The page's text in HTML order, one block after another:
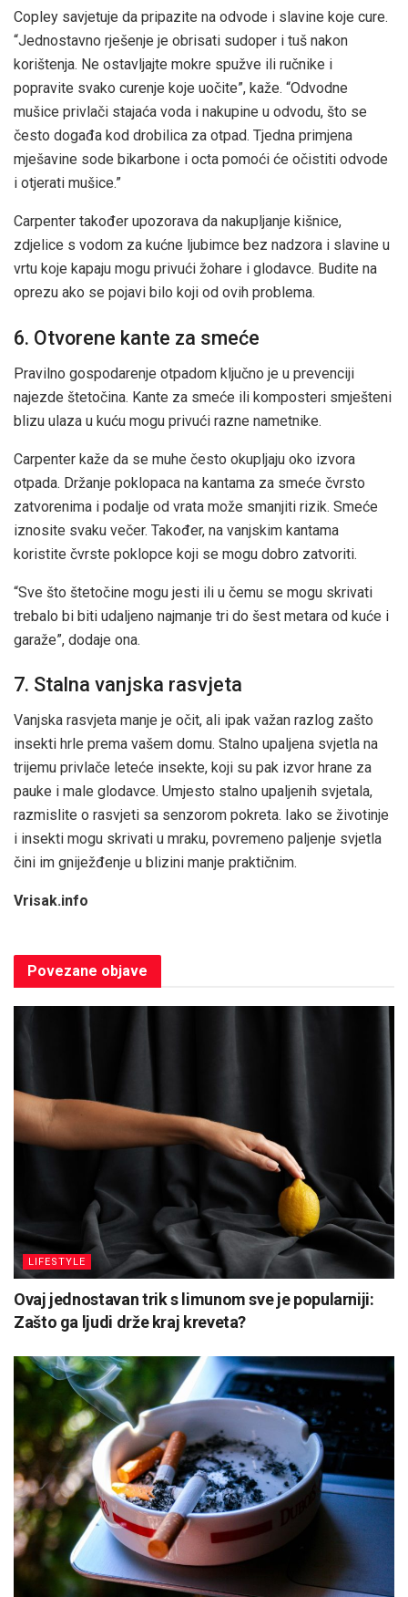
Copley savjetuje da pripazite na odvode i slavine koje cure.
“Jednostavno rješenje je obrisati sudoper i tuš nakon
korištenja. Ne ostavljajte mokre spužve ili ručnike i
popravite svako curenje koje uočite”, kaže. “Odvodne
mušice privlači stajaća voda i nakupine u odvodu, što se
često događa kod drobilica za otpad. Tjedna primjena
mješavine sode bikarbone i octa pomoći će očistiti odvode
i otjerati mušice.”
Carpenter također upozorava da nakupljanje kišnice,
zdjelice s vodom za kućne ljubimce bez nadzora i slavine u
vrtu koje kapaju mogu privući žohare i glodavce. Budite na
oprezu ako se pojavi bilo koji od ovih problema.
6. Otvorene kante za smeće
Pravilno gospodarenje otpadom ključno je u prevenciji
najezde štetočina. Kante za smeće ili komposteri smješteni
blizu ulaza u kuću mogu privući razne nametnike.
Carpenter kaže da se muhe često okupljaju oko izvora
otpada. Držanje poklopaca na kantama za smeće čvrsto
zatvorenima i podalje od vrata može smanjiti rizik. Smeće
iznosite svaku večer. Također, na vanjskim kantama
koristite čvrste poklopce koji se mogu dobro zatvoriti.
“Sve što štetočine mogu jesti ili u čemu se mogu skrivati
trebalo bi biti udaljeno najmanje tri do šest metara od kuće i
garaže”, dodaje ona.
7. Stalna vanjska rasvjeta
Vanjska rasvjeta manje je očit, ali ipak važan razlog zašto
insekti hrle prema vašem domu. Stalno upaljena svjetla na
trijemu privlače leteće insekte, koji su pak izvor hrane za
pauke i male glodavce. Umjesto stalno upaljenih svjetala,
razmislite o rasvjeti sa senzorom pokreta. Iako se životinje
i insekti mogu skrivati u mraku, povremeno paljenje svjetla
čini im gniježđenje u blizini manje praktičnim.
Vrisak.info
Povezane objave
LIFESTYLE
Ovaj jednostavan trik s limunom sve je popularniji:
Zašto ga ljudi drže kraj kreveta?